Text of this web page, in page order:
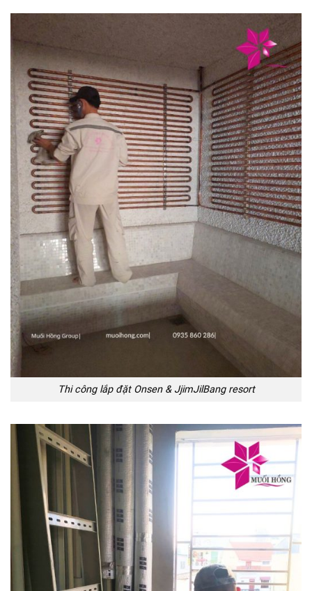
Thi công lắp đặt Onsen & JjimJilBang resort